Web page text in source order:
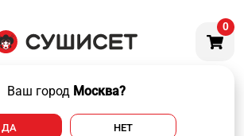
0
Ваш город Москва?
ДА НЕТ
Ленинский
82/2